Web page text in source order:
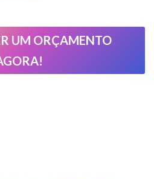
UM ORÇAMENTO